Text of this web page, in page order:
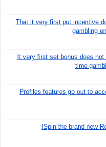
That it very first put incentive
gambling
It very first set bonus does
time
Profiles features go out to